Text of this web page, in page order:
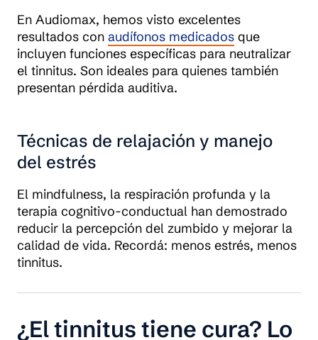
En Audiomax, hemos visto excelentes
resultados con audífonos medicados que
incluyen funciones específicas para neutralizar
el tinnitus. Son ideales para quienes también
presentan pérdida auditiva.
Técnicas de relajación y manejo
del estrés
El mindfulness, la respiración profunda y la
terapia cognitivo-conductual han demostrado
reducir la percepción del zumbido y mejorar la
calidad de vida. Recordá: menos estrés, menos
tinnitus.
¿El tinnitus tiene cura? Lo